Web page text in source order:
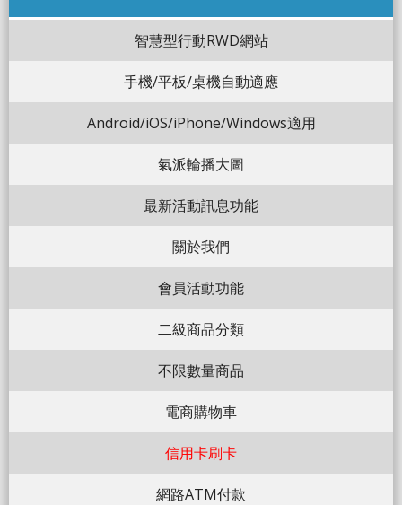
智慧型行動RWD網站
手機/平板/桌機自動適應
Android/iOS/iPhone/Windows適用
氣派輪播大圖
最新活動訊息功能
關於我們
會員活動功能
二級商品分類
不限數量商品
電商購物車
信用卡刷卡
網路ATM付款